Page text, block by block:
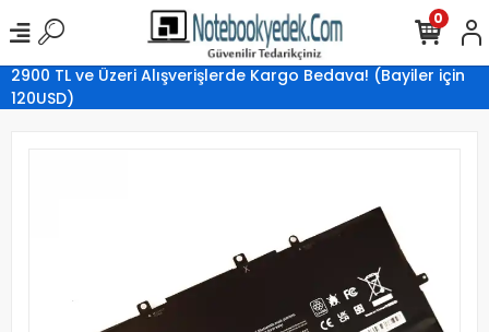
2900 TL ve Üzeri Alışverişlerde Kargo Bedava! (Bayiler için
120USD)
0